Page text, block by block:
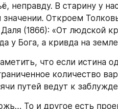
неправду. В старину у
значении. Откроем
(1866): «От людской
у Бога, а кривда на
что если истина
количество
путей ведут к
То и другое есть